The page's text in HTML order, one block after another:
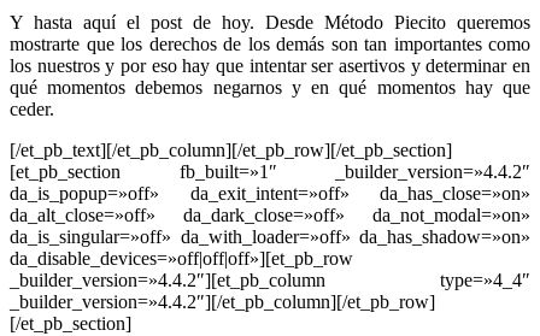
Y hasta aquí el post de hoy. Desde Método Piecito queremos
mostrarte que los derechos de los demás son tan importantes como
los nuestros y por eso hay que intentar ser asertivos y determinar en
qué momentos debemos negarnos y en qué momentos hay que
ceder.
[/et_pb_text][/et_pb_column][/et_pb_row][/et_pb_section]
[et_pb_section fb_built=»1″ _builder_version=»4.4.2″
da_is_popup=»off» da_exit_intent=»off» da_has_close=»on»
da_alt_close=»off» da_dark_close=»off» da_not_modal=»on»
da_is_singular=»off» da_with_loader=»off» da_has_shadow=»on»
da_disable_devices=»off|off|off»][et_pb_row
_builder_version=»4.4.2″][et_pb_column type=»4_4″
_builder_version=»4.4.2″][/et_pb_column][/et_pb_row]
[/et_pb_section]